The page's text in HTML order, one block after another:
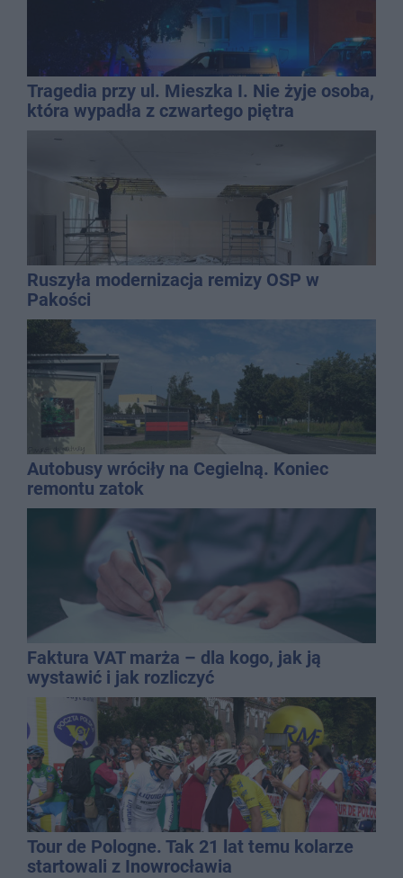
Tragedia przy ul. Mieszka I. Nie żyje osoba,
która wypadła z czwartego piętra
Ruszyła modernizacja remizy OSP w
Pakości
Autobusy wróciły na Cegielną. Koniec
remontu zatok
Faktura VAT marża – dla kogo, jak ją
wystawić i jak rozliczyć
Tour de Pologne. Tak 21 lat temu kolarze
startowali z Inowrocławia